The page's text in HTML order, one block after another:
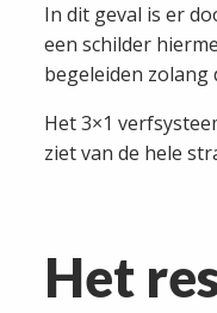
In dit geval is er
een schilder
begeleiden zolang
Het 3×1
ziet van de hele
Het